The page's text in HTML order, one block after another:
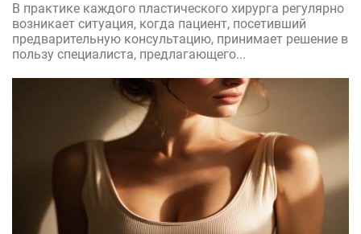
В практике каждого пластического хирурга регулярно
возникает ситуация, когда пациент, посетивший
предварительную консультацию, принимает решение в
пользу специалиста, предлагающего...